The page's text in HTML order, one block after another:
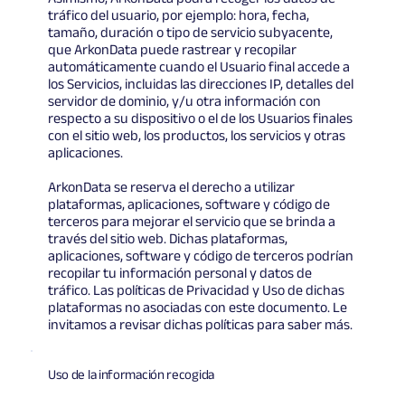
tráfico del usuario, por ejemplo: hora, fecha,
tamaño, duración o tipo de servicio subyacente,
que ArkonData puede rastrear y recopilar
automáticamente cuando el Usuario final accede a
los Servicios, incluidas las direcciones IP, detalles del
servidor de dominio, y/u otra información con
respecto a su dispositivo o el de los Usuarios finales
con el sitio web, los productos, los servicios y otras
aplicaciones.
ArkonData se reserva el derecho a utilizar
plataformas, aplicaciones, software y código de
terceros para mejorar el servicio que se brinda a
través del sitio web. Dichas plataformas,
aplicaciones, software y código de terceros podrían
recopilar tu información personal y datos de
tráfico. Las políticas de Privacidad y Uso de dichas
plataformas no asociadas con este documento. Le
invitamos a revisar dichas políticas para saber más.
Uso de la información recogida